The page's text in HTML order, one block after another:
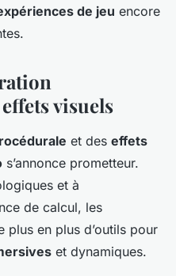
de jeu encore
visuels
et des effets
s’annonce prometteur.
et à
de calcul, les
plus en plus d’outils pour
et dynamiques.